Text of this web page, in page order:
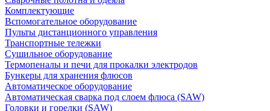
Комплектующие
Вспомогательное оборудование
Пульты дистанционного управления
Транспортные тележки
Сушильное оборудование
Термопеналы и печи для прокалки электродов
Бункеры для хранения флюсов
Автоматическое оборудование
Автоматическая сварка под слоем флюса (SAW)
Головки и горелки (SAW)